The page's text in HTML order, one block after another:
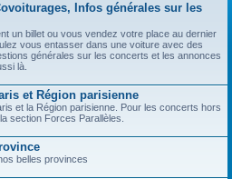
Infos générales sur les
un billet ou vous vendez votre place au dernier
vous entasser dans une voiture avec des
générales sur les concerts et les annonces
là.
et Région parisienne
et la Région parisienne. Pour les concerts hors
section Forces Parallèles.
belles provinces